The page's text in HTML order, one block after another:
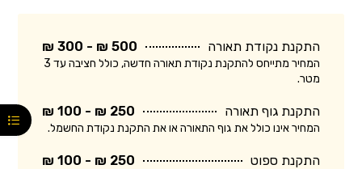
התקנת נקודת תאורה 500 ₪ - 300 ₪
המחיר מתייחס להתקנת נקודת תאורה חדשה, כולל חציבה עד 3
מטר.
התקנת גוף תאורה 250 ₪ - 100 ₪
המחיר אינו כולל את גוף התאורה או את התקנת נקודת החשמל.
התקנת ספוט 250 ₪ - 100 ₪